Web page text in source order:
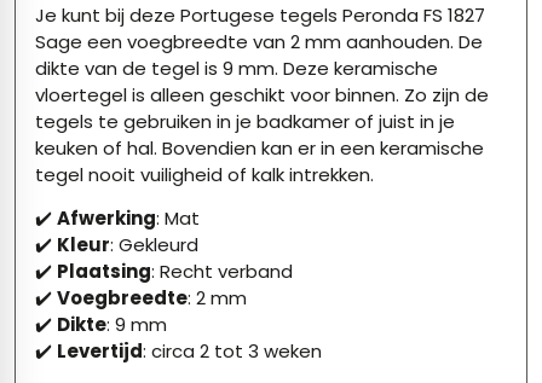
Je kunt bij deze Portugese tegels Peronda FS 1827
Sage een voegbreedte van 2 mm aanhouden. De
dikte van de tegel is 9 mm. Deze keramische
vloertegel is alleen geschikt voor binnen. Zo zijn de
tegels te gebruiken in je badkamer of juist in je
keuken of hal. Bovendien kan er in een keramische
tegel nooit vuiligheid of kalk intrekken.
✔️Afwerking: Mat
✔️ Kleur: Gekleurd
✔️ Plaatsing: Recht verband
✔️Voegbreedte: 2 mm
✔️ Dikte: 9 mm
✔️ Levertijd: circa 2 tot 3 weken